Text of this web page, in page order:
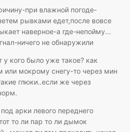
при влажной погоде-
рывками едет,после вовсе
наверное-а где-непойму...
ничего не обнаружили
кого было уже такое? как
или мокрому снегу-то через мин
глюки..если же через
арки левого переднего
то ли пар то ли дымок